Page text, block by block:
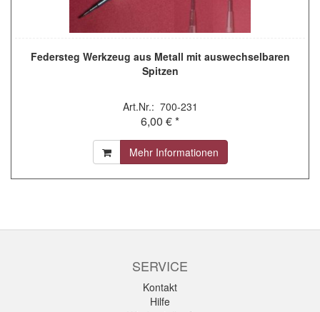
Federsteg Werkzeug aus Metall mit auswechselbaren
Spitzen
Art.Nr.: 700-231
6,00 € *
Mehr Informationen
SERVICE
Kontakt
Hilfe